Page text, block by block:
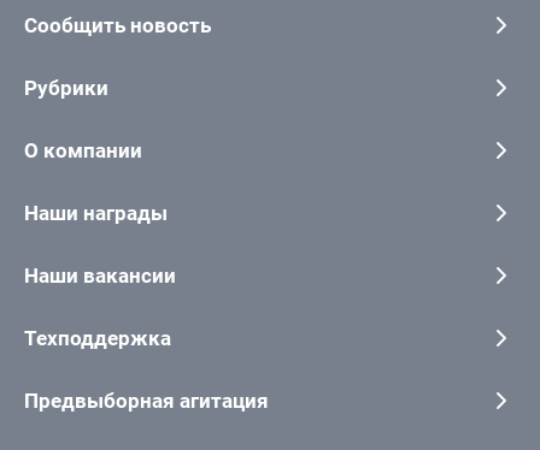
Сообщить новость
Рубрики
О компании
Наши награды
Наши вакансии
Техподдержка
Предвыборная агитация